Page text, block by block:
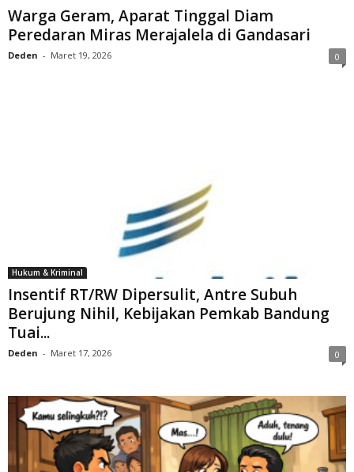
Warga Geram, Aparat Tinggal Diam
Peredaran Miras Merajalela di Gandasari
Deden - Maret 19, 2026 0
Hukum & Kriminal
Insentif RT/RW Dipersulit, Antre Subuh
Berujung Nihil, Kebijakan Pemkab Bandung
Tuai...
Deden - Maret 17, 2026 0